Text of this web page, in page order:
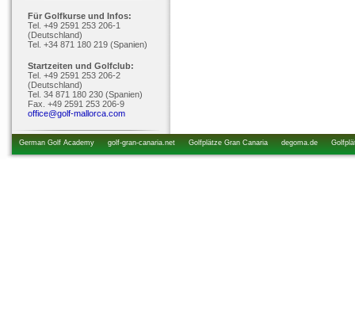
Für Golfkurse und Infos:
Tel. +49 2591 253 206-1
(Deutschland)
Tel. +34 871 180 219 (Spanien)
Startzeiten und Golfclub:
Tel. +49 2591 253 206-2
(Deutschland)
Tel. 34 871 180 230 (Spanien)
Fax. +49 2591 253 206-9
office@golf-mallorca.com
German Golf Academy golf-gran-canaria.net Golfplätze Gran Canaria degoma.de
startzeiten.de golfkurs-urlaub.de